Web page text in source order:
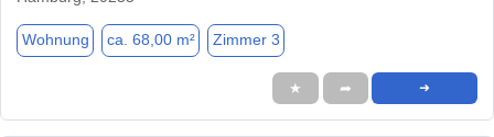
Wohnung ca. 68,00 m² Zimmer 3
★ ➦ ➜